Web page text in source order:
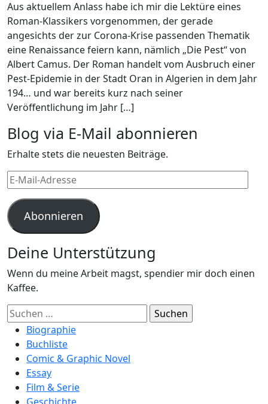
Aus aktuellem Anlass habe ich mir die Lektüre eines
Roman-Klassikers vorgenommen, der gerade
angesichts der zur Corona-Krise passenden Thematik
eine Renaissance feiern kann, nämlich „Die Pest“ von
Albert Camus. Der Roman handelt vom Ausbruch einer
Pest-Epidemie in der Stadt Oran in Algerien in dem Jahr
194… und war bereits kurz nach seiner
Veröffentlichung im Jahr […]
Blog via E-Mail abonnieren
Erhalte stets die neuesten Beiträge.
E-
Mail-
Adresse
Abonnieren
Deine Unterstützung
Wenn du meine Arbeit magst, spendier mir doch einen
Kaffee.
Suchen
nach:Biographie
Buchliste
Comic & Graphic Novel
Essay
Film & Serie